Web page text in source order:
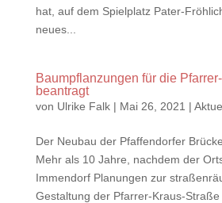
hat, auf dem Spielplatz Pater-
neues...
Baumpflanzungen für die
beantragt
von Ulrike Falk| Mai 26, 2021 |
Der Neubau der Pfaffendorfer
Mehr als 10 Jahre, nachdem der
Immendorf Planungen zur
Gestaltung der Pfarrer-Kraus-Straße